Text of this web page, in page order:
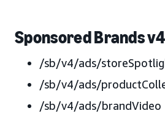
Sponsored Brands v4
/sb/v4/ads/
/sb/v4/ads/
/sb/v4/ads/brandVideo